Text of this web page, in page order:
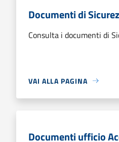
Documenti di
Consulta i documenti di
VAI ALLA PAGINA
Documenti ufficio